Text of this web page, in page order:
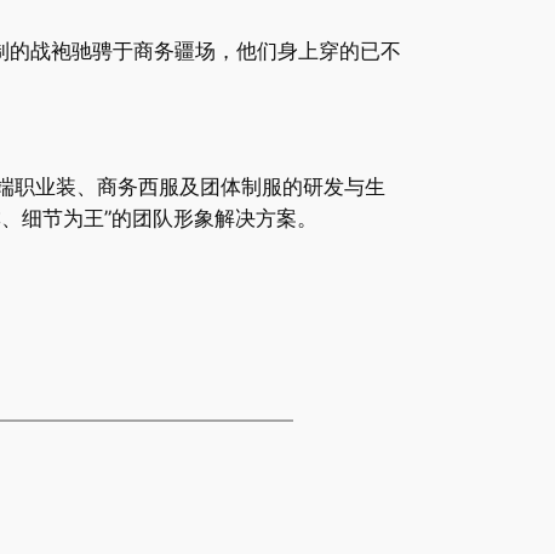
战袍驰骋于商务疆场，他们身上穿的已不
业装、商务西服及团体制服的研发与生
细节为王”的团队形象解决方案。